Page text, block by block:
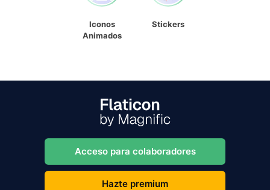
Iconos
Animados
Stickers
Acceso para colaboradores
Hazte premium